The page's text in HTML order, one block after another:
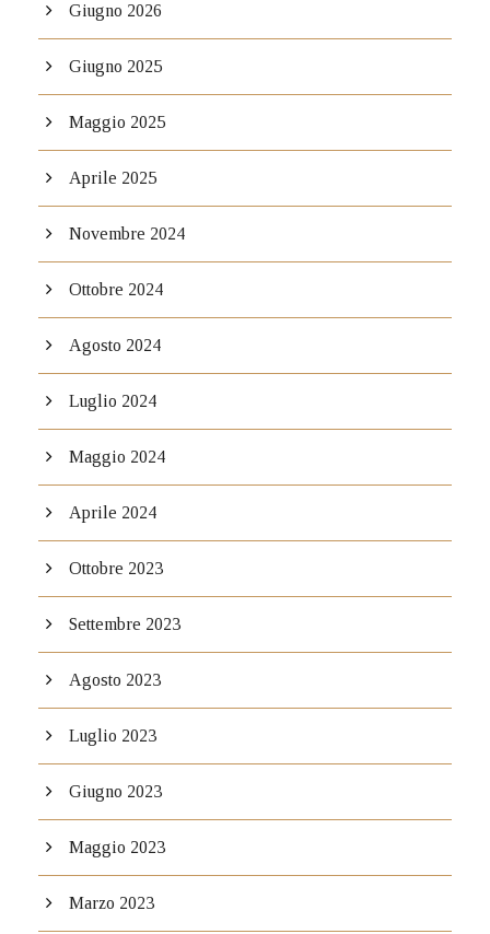
Giugno 2026
Giugno 2025
Maggio 2025
Aprile 2025
Novembre 2024
Ottobre 2024
Agosto 2024
Luglio 2024
Maggio 2024
Aprile 2024
Ottobre 2023
Settembre 2023
Agosto 2023
Luglio 2023
Giugno 2023
Maggio 2023
Marzo 2023